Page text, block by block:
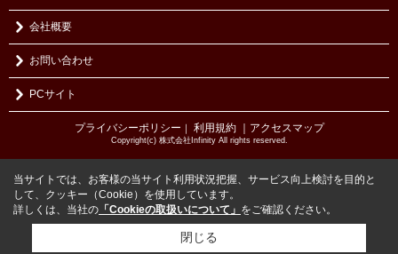
会社概要
お問い合わせ
PCサイト
プライバシーポリシー ｜ 利用規約 ｜アクセスマップ
Copyright(c) 株式会社Infinity All rights reserved.
当サイトでは、お客様の当サイト利用状況把握、サービス向上検討を目的と
して、クッキー（Cookie）を使用しています。
詳しくは、当社の 「Cookieの取扱いについて」 をご確認ください。
閉じる